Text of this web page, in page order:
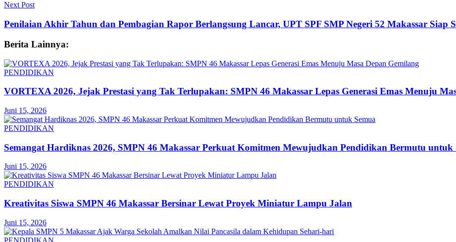
Next Post
Penilaian Akhir Tahun dan Pembagian Rapor Berlangsung Lancar, UPT SPF SMP Negeri 52 Makassar Siap
Berita Lainnya:
PENDIDIKAN
VORTEXA 2026, Jejak Prestasi yang Tak Terlupakan: SMPN 46 Makassar Lepas Generasi Emas Menuju
Juni 15, 2026
PENDIDIKAN
Semangat Hardiknas 2026, SMPN 46 Makassar Perkuat Komitmen Mewujudkan Pendidikan Bermutu untuk
Juni 15, 2026
PENDIDIKAN
Kreativitas Siswa SMPN 46 Makassar Bersinar Lewat Proyek Miniatur Lampu Jalan
Juni 15, 2026
PENDIDIKAN